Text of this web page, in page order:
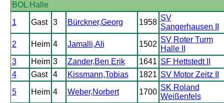
BOL Halle
1 Gast 3 Bürckner,Georg 1958
SV
Sangerhausen II
2 Heim 4 Jamalli,Ali 1502
SV Roter Turm
Halle II
3
Heim 3 Zander,Ben Erik 1641 SF Hettstedt II
4
Gast 4 Kissmann,Tobias 1821 SV Motor Zeitz II
5 Heim 4 Weber,Norbert 1700
SK Roland
Weißenfels